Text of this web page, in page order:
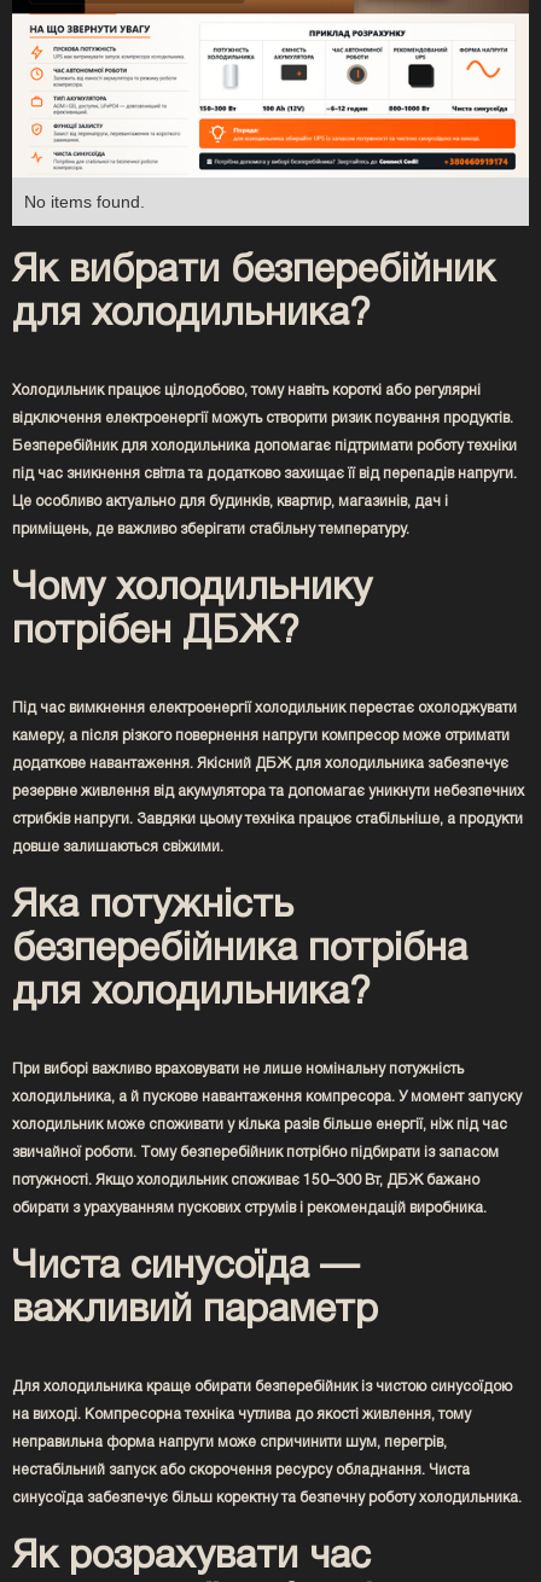
No items found.
Як вибрати безперебійник
для холодильника?
Холодильник працює цілодобово, тому навіть короткі або регулярні
відключення електроенергії можуть створити ризик псування продуктів.
Безперебійник для холодильника допомагає підтримати роботу техніки
під час зникнення світла та додатково захищає її від перепадів напруги.
Це особливо актуально для будинків, квартир, магазинів, дач і
приміщень, де важливо зберігати стабільну температуру.
Чому холодильнику
потрібен ДБЖ?
Під час вимкнення електроенергії холодильник перестає охолоджувати
камеру, а після різкого повернення напруги компресор може отримати
додаткове навантаження. Якісний ДБЖ для холодильника забезпечує
резервне живлення від акумулятора та допомагає уникнути небезпечних
стрибків напруги. Завдяки цьому техніка працює стабільніше, а продукти
довше залишаються свіжими.
Яка потужність
безперебійника потрібна
для холодильника?
При виборі важливо враховувати не лише номінальну потужність
холодильника, а й пускове навантаження компресора. У момент запуску
холодильник може споживати у кілька разів більше енергії, ніж під час
звичайної роботи. Тому безперебійник потрібно підбирати із запасом
потужності. Якщо холодильник споживає 150–300 Вт, ДБЖ бажано
обирати з урахуванням пускових струмів і рекомендацій виробника.
Чиста синусоїда —
важливий параметр
Для холодильника краще обирати безперебійник із чистою синусоїдою
на виході. Компресорна техніка чутлива до якості живлення, тому
неправильна форма напруги може спричинити шум, перегрів,
нестабільний запуск або скорочення ресурсу обладнання. Чиста
синусоїда забезпечує більш коректну та безпечну роботу холодильника.
Як розрахувати час